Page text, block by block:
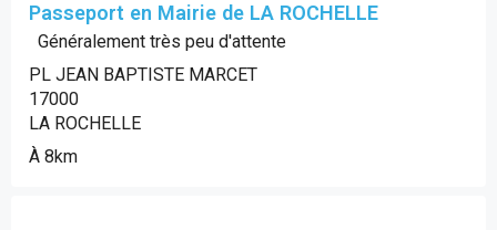
Passeport en Mairie de LA ROCHELLE
Généralement très peu d'attente
PL JEAN BAPTISTE MARCET
17000
LA ROCHELLE
À 8km